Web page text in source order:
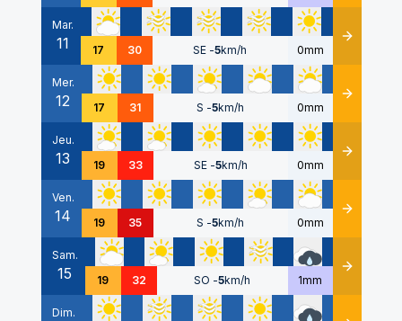
Mar.
11 17 30 SE -5km/h 0mm Détails
Mer.
12 17 31 S -5km/h 0mm Détails
Jeu.
13 19 33 SE -5km/h 0mm Détails
Ven.
14 19 35 S -5km/h 0mm Détails
Sam.
15 19 32 SO -5km/h 1mm Détails
Dim.